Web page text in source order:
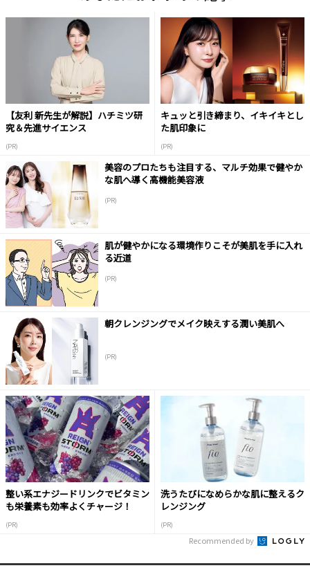
【友利 新先生が解説】ハチミツ研
究＆先進サイエンス
(PR)
キュッと引き締まり、イキイキとし
た肌印象に
(PR)
美容のプロたちも注目する、マルチ効果で健やか
な肌へ導く高機能美容液
(PR)
肌が健やかになる環境作りこそが美肌を手に入れ
る近道
(PR)
朝クレンジングでメイク映えする潤い美肌へ
(PR)
整い系エナジードリンクでビタミン
も栄養素も効率よくチャージ！
(PR)
洗うたびになめらかな肌に整えるク
レンジング
(PR)
Recommended by